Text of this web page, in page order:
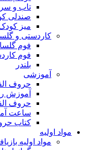
تاب و
صندلی
میز کودک
کاردستی و
فوم
فوم
بلندر
آموزشی
حروف
آموزش
حروف
ساعت
کتاب
مواد اولیه
مواد اولیه